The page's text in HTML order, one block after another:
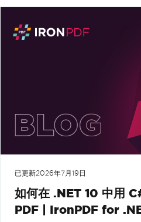
已更新2026年7月19日
如何在 .NET 10 中用
PDF | IronPDF for